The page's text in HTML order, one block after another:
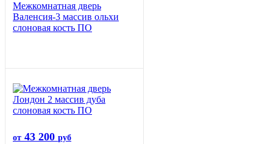
Межкомнатная дверь
Валенсия-3 массив ольхи
слоновая кость ПО
от 43 200 руб